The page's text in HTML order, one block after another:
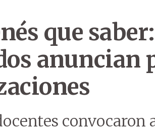
que
anuncian
convocaron